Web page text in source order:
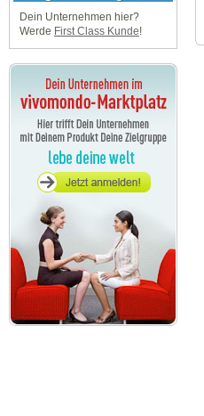
Dein Unternehmen hier?
Werde First Class Kunde!